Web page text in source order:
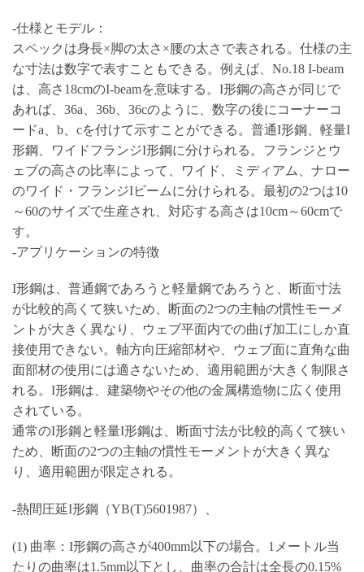
-仕様とモデル：
スペックは身長×脚の太さ×腰の太さで表される。仕様の主
な寸法は数字で表すこともできる。例えば、No.18 I-beam
は、高さ18cmのI-beamを意味する。I形鋼の高さが同じで
あれば、36a、36b、36cのように、数字の後にコーナーコ
ードa、b、cを付けて示すことができる。普通I形鋼、軽量I
形鋼、ワイドフランジI形鋼に分けられる。フランジとウ
ェブの高さの比率によって、ワイド、ミディアム、ナロー
のワイド・フランジIビームに分けられる。最初の2つは10
～60のサイズで生産され、対応する高さは10cm～60cmで
す。
-アプリケーションの特徴
I形鋼は、普通鋼であろうと軽量鋼であろうと、断面寸法
が比較的高くて狭いため、断面の2つの主軸の慣性モーメ
ントが大きく異なり、ウェブ平面内での曲げ加工にしか直
接使用できない。軸方向圧縮部材や、ウェブ面に直角な曲
面部材の使用には適さないため、適用範囲が大きく制限さ
れる。I形鋼は、建築物やその他の金属構造物に広く使用
されている。
通常のI形鋼と軽量I形鋼は、断面寸法が比較的高くて狭い
ため、断面の2つの主軸の慣性モーメントが大きく異な
り、適用範囲が限定される。
-熱間圧延I形鋼（YB(T)5601987）、
(1) 曲率：I形鋼の高さが400mm以下の場合。1メートル当
たりの曲率は1.5mm以下とし、曲率の合計は全長の0.15%